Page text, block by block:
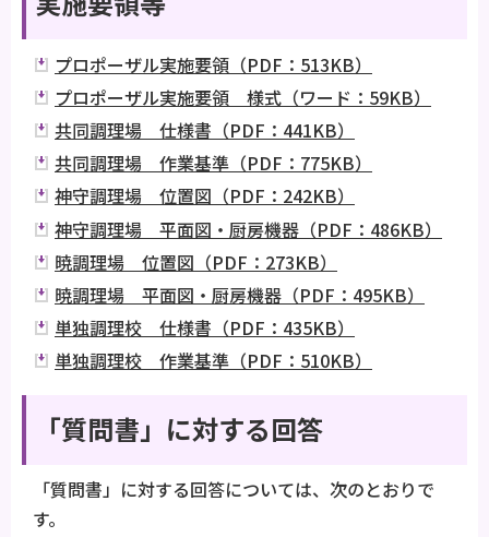
プロポーザル実施要領（PDF：513KB）
プロポーザル実施要領 様式（ワード：59KB）
共同調理場 仕様書（PDF：441KB）
共同調理場 作業基準（PDF：775KB）
神守調理場 位置図（PDF：242KB）
神守調理場 平面図・厨房機器（PDF：486KB）
暁調理場 位置図（PDF：273KB）
暁調理場 平面図・厨房機器（PDF：495KB）
単独調理校 仕様書（PDF：435KB）
単独調理校 作業基準（PDF：510KB）
「質問書」に対する回答
「質問書」に対する回答については、次のとおりで
す。